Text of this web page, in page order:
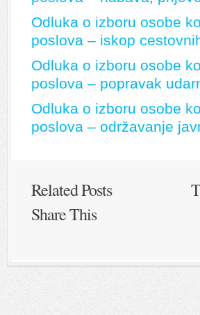
Odluka o izboru osobe
poslova – iskop
Odluka o izboru osobe
poslova – popravak
Odluka o izboru osobe
poslova – održavanje
Related Posts
Share This